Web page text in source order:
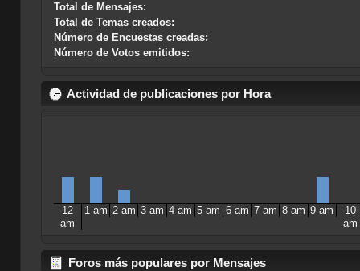
Total de Mensajes:
Total de Temas creados:
Número de Encuestas creadas:
Número de Votos emitidos:
Actividad de publicaciones por Hora
12
am
1 am 2 am 3 am 4 am 5 am 6 am 7 am 8 am 9 am
10
am
Foros más populares por Mensajes